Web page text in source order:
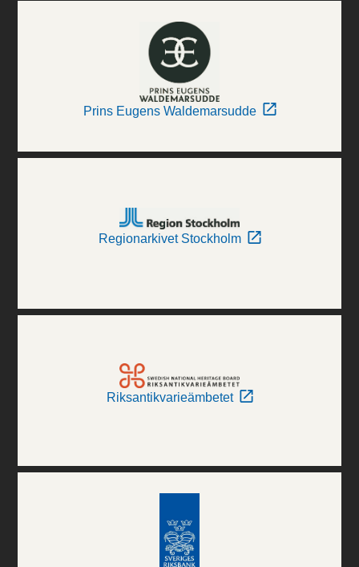
Prins Eugens Waldemarsudde
Regionarkivet Stockholm
Riksantikvarieämbetet